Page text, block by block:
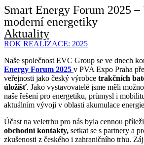
Smart Energy Forum 2025 –
moderní energetiky
Aktuality
ROK REALIZACE: 2025
Naše společnost EVC Group se ve dnech
Energy Forum 2025 v PVA Expo Praha
veřejnosti jako český výrobce trakčních
úložišť. Jako vystavovatelé jsme měli
naše řešení pro energetiku, průmysl i
aktuálním vývoji v oblasti akumulace
Účast na veletrhu pro nás byla cennou
obchodní kontakty, setkat se s partnery a
zkušenosti z českého i zahraničního trhu.